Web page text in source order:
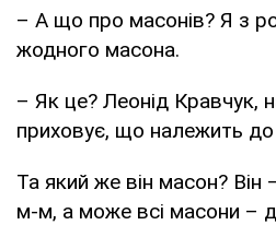
– А що про масонів? Я з
жодного масона.
– Як це? Леонід Кравчук,
приховує, що належить
Та який же він масон?
м-м, а може всі масони –